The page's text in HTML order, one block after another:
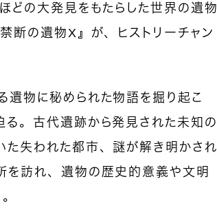
どの大発見をもたらした世界の遺物
断の遺物X』が、ヒストリーチャン
物に秘められた物語を掘り起こ
。古代遺跡から発見された未知の
失われた都市、謎が解き明かされ
を訪れ、遺物の歴史的意義や文明